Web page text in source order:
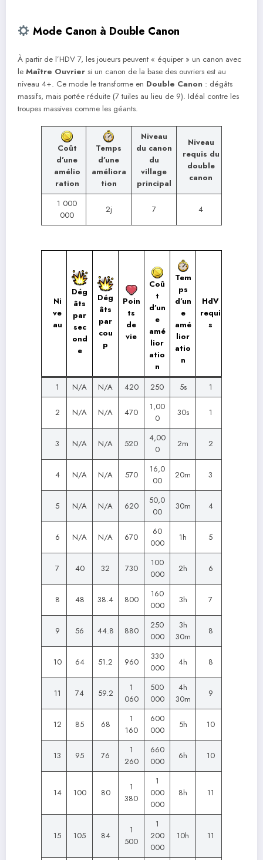
Mode Canon à Double Canon
À partir de l’HDV 7, les joueurs peuvent « équiper » un canon avec
le Maître Ouvrier si un canon de la base des ouvriers est au
niveau 4+. Ce mode le transforme en Double Canon : dégâts
massifs, mais portée réduite (7 tuiles au lieu de 9). Idéal contre les
troupes massives comme les géants.
Coût
d’une
amélio
ration
Temps
d’une
améliora
tion
Niveau
du canon
du
village
principal
Niveau
requis du
double
canon
1 000
000
2j 7 4
Ni
ve
au
Dég
âts
par
sec
ond
e
Dég
âts
par
cou
p
Poin
ts
de
vie
Coû
t
d’un
e
amé
lior
atio
n
Tem
ps
d’un
e
amé
lior
atio
n
HdV
requi
s
1 N/A N/A 420 250 5s 1
2 N/A N/A 470
1,00
0
30s 1
3 N/A N/A 520
4,00
0
2m 2
4 N/A N/A 570
16,0
00
20m 3
5 N/A N/A 620
50,0
00
30m 4
6 N/A N/A 670
60
000
1h 5
7 40 32 730
100
000
2h 6
8 48 38.4 800
160
000
3h 7
9 56 44.8 880
250
000
3h
30m
8
10 64 51.2 960
330
000
4h 8
11 74 59.2
1
060
500
000
4h
30m
9
12 85 68
1
160
600
000
5h 10
13 95 76
1
260
660
000
6h 10
14 100 80
1
380
1
000
000
8h 11
15 105 84
1
500
1
200
000
10h 11